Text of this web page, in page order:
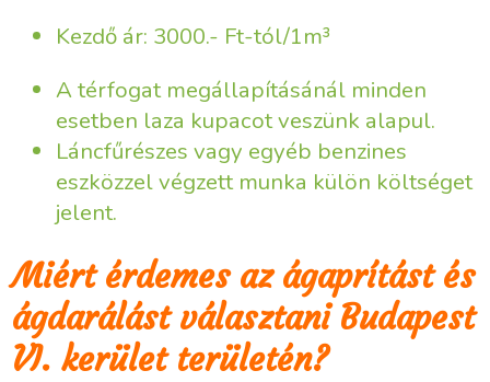
Kezdő ár: 3000.- Ft-tól/1m³
A térfogat megállapításánál minden
esetben laza kupacot veszünk alapul.
Láncfűrészes vagy egyéb benzines
eszközzel végzett munka külön költséget
jelent.
Miért érdemes az ágaprítást és
ágdarálást választani Budapest
VI. kerület területén?